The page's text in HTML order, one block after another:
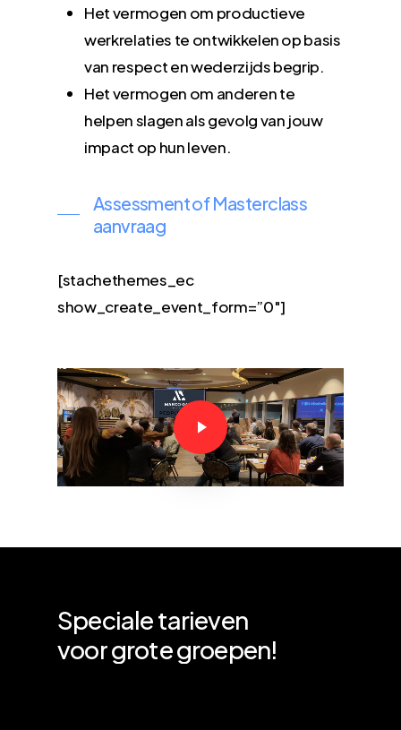
Het vermogen om productieve
werkrelaties te ontwikkelen op basis
van respect en wederzijds begrip.
Het vermogen om anderen te
helpen slagen als gevolg van jouw
impact op hun leven.
Assessment of Masterclass
aanvraag
[stachethemes_ec
show_create_event_form=”0″]
Play Video
Specialetarieven
voorgrotegroepen!